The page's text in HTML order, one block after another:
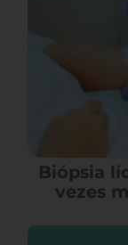
Biópsia
vezes